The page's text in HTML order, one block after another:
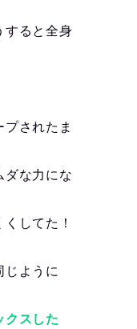
すると全身
されたま
ダな力にな
してた！
じように
クスした